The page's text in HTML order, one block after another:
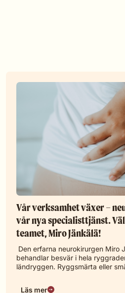
Vår verksamhet växer –
vår nya specialisttjänst.
teamet, Miro Jänkälä!
Den erfarna neurokirurgen Miro
behandlar besvär i hela
ländryggen. Ryggsmärta eller
Läs mer